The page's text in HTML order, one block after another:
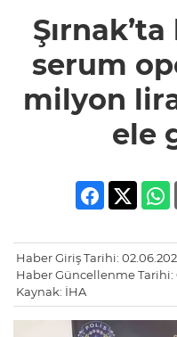
serum
milyon
ele
Haber Giriş Tarihi:
Haber Güncellenme Tarihi:
Kaynak: İHA